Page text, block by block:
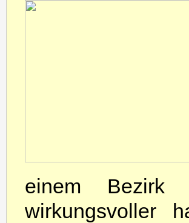
einem Bezirk
wirkungsvoller